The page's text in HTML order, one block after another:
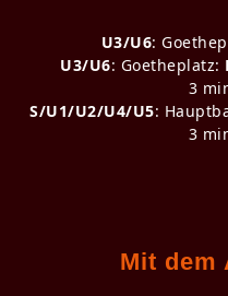
U3/U6:
U3/U6: Goetheplatz:
3
S/U1/U2/U4/U5:
3
Mit dem